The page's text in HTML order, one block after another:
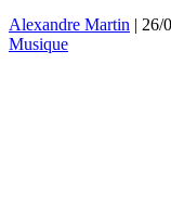
Alexandre Martin | 26/
Musique